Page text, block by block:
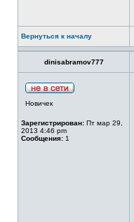
Вернуться к началу
dinisabramov777
Новичек
Зарегистрирован: Пт мар 29,
2013 4:46 pm
Сообщения: 1